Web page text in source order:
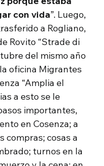
con vida”. Luego,
a Rogliano,
Rovito “Strade di
del mismo año
oficina Migrantes
“Amplia el
a esto se le
importantes,
en Cosenza; a
compras; cosas a
turnos en la